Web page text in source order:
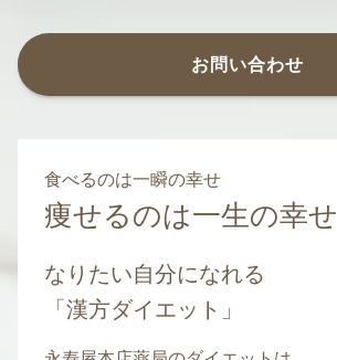
お問い合わせ
食べるのは一瞬の幸せ
痩せるのは一生の幸せ
なりたい自分になれる
「漢方ダイエット」